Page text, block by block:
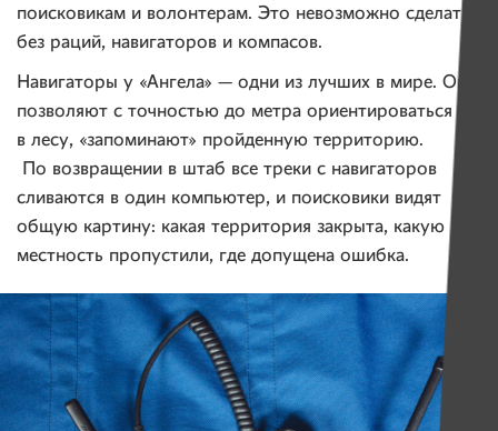
поисковикам и волонтерам. Это невозможно сделать
без раций, навигаторов и компасов.
Навигаторы у «Ангела» — одни из лучших в мире. Они
позволяют с точностью до метра ориентироваться
в лесу, «запоминают» пройденную территорию.
По возвращении в штаб все треки с навигаторов
сливаются в один компьютер, и поисковики видят
общую картину: какая территория закрыта, какую
местность пропустили, где допущена ошибка.